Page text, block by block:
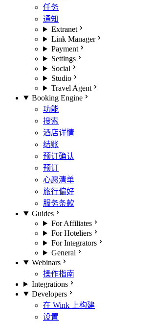
任务
通知
Extranet
Link Manager
Payment
Settings
Social
Studio
Travel Agent
Booking Engine
功能
搜索
酒店详情
结账
预订确认
预订
心愿清单
旅行偏好
服务条款
Guides
For Affiliates
For Hoteliers
For Integrators
General
Webinars
操作指南
Integrations
Developers
在 Wink 上构建
设置